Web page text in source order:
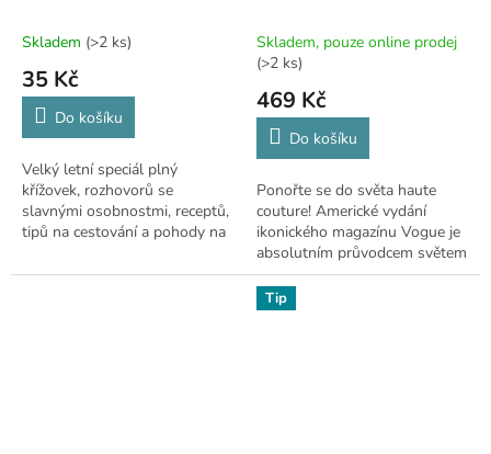
Skladem (>2 ks)
35 Kč
Do košíku
Velký letní speciál plný
křížovek, rozhovorů se
slavnými osobnostmi, receptů,
tipů na cestování a pohody na
Skladem, pouze online prodej
(>2 ks)
469 Kč
Do košíku
Ponořte se do světa haute
couture! Americké vydání
ikonického magazínu Vogue je
absolutním průvodcem světem
luxusní módy a trendů. 👗
Tip